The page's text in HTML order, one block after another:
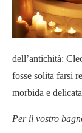
dell’antichità:
fosse solita farsi
morbida e
Per il vostro